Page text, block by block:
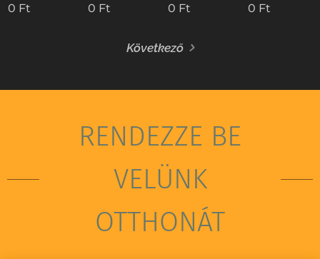
0 Ft 0 Ft 0 Ft 0 Ft
Következő
RENDEZZE BE
VELÜNK
OTTHONÁT